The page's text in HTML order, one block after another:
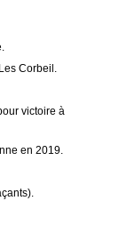
Corbeil.
victoire à
en 2019.